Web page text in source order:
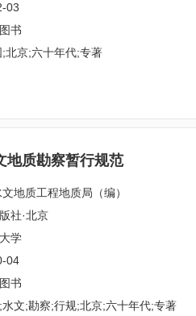
03
书
北京;六十年代;专著
地质勘察暂行规范
地质工程地质局（编）
社·北京
学
04
书
文;勘察;行规;北京;六十年代;专著